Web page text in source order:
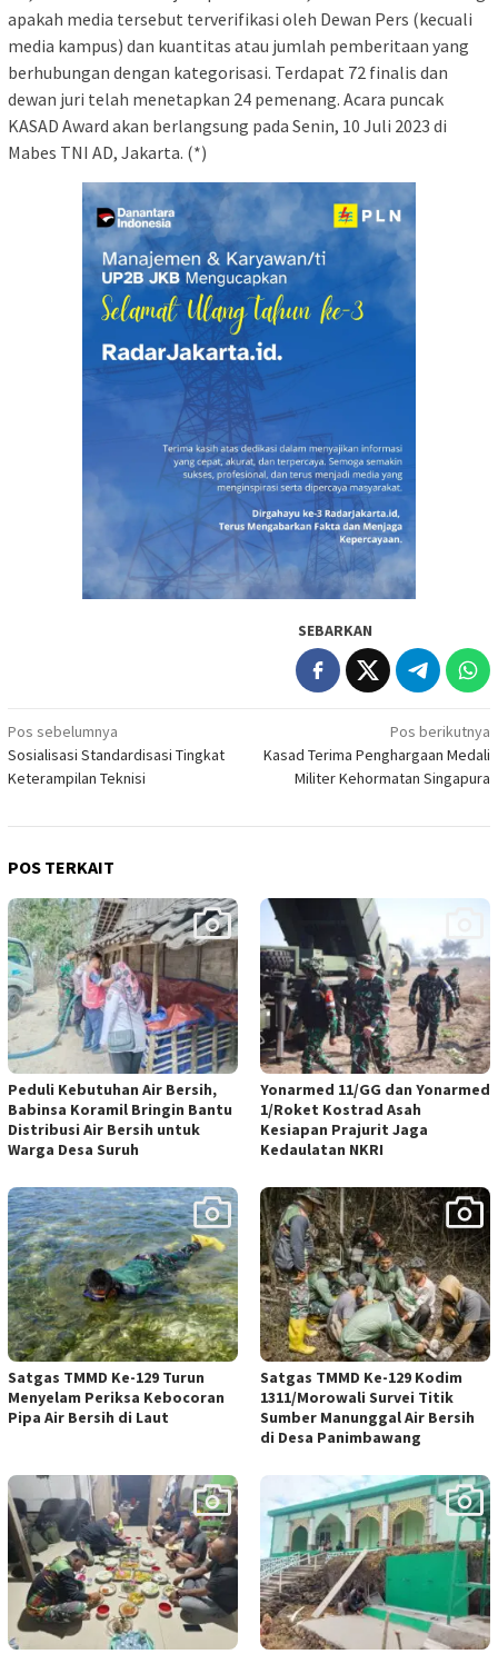
apakah media tersebut terverifikasi oleh Dewan Pers (kecuali
media kampus) dan kuantitas atau jumlah pemberitaan yang
berhubungan dengan kategorisasi. Terdapat 72 finalis dan
dewan juri telah menetapkan 24 pemenang. Acara puncak
KASAD Award akan berlangsung pada Senin, 10 Juli 2023 di
Mabes TNI AD, Jakarta. (*)
SEBARKAN
Navigasi
pos
Pos sebelumnya
Sosialisasi Standardisasi Tingkat
Keterampilan Teknisi
Pos berikutnya
Kasad Terima Penghargaan Medali
Militer Kehormatan Singapura
POS TERKAIT
Peduli Kebutuhan Air Bersih,
Babinsa Koramil Bringin Bantu
Distribusi Air Bersih untuk
Warga Desa Suruh
Yonarmed 11/GG dan Yonarmed
1/Roket Kostrad Asah
Kesiapan Prajurit Jaga
Kedaulatan NKRI
Satgas TMMD Ke-129 Turun
Menyelam Periksa Kebocoran
Pipa Air Bersih di Laut
Satgas TMMD Ke-129 Kodim
1311/Morowali Survei Titik
Sumber Manunggal Air Bersih
di Desa Panimbawang